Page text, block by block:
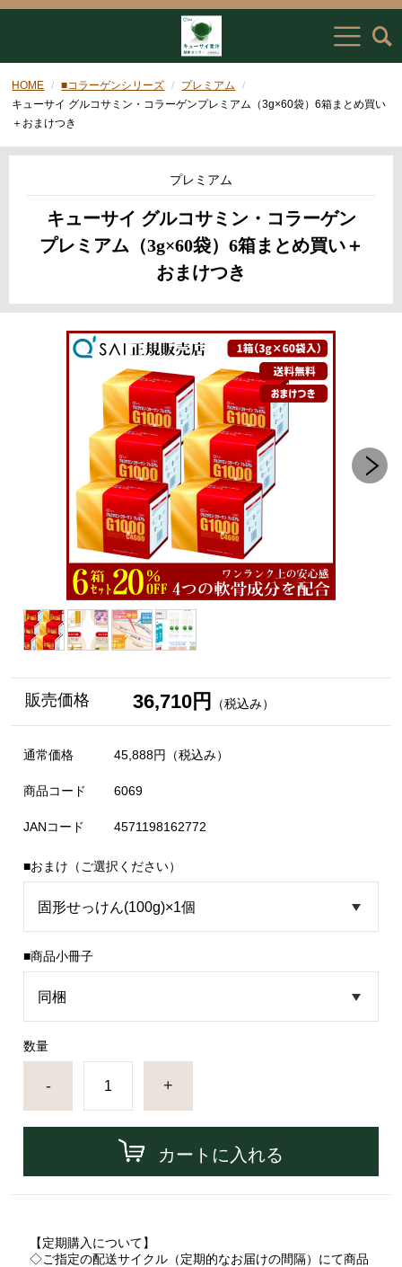
HOME ■コラーゲンシリーズ
プレミアム
キューサイ グルコサミン・コラーゲンプレミアム（3g×60袋）6箱まとめ買い
＋おまけつき
プレミアム
キューサイ グルコサミン・コラーゲン
プレミアム（3g×60袋）6箱まとめ買い＋
おまけつき
販売価格 36,710円 （税込み）
通常価格 45,888円 （税込み）
商品コード 6069
JANコード 4571198162772
■おまけ（ご選択ください）
■商品小冊子
数量
- +
カートに入れる
【定期購入について】
◇ご指定の配送サイクル（定期的なお届けの間隔）にて商品